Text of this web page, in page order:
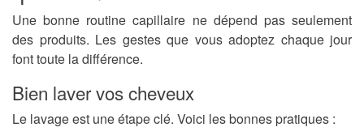
Une bonne routine capillaire ne dépend pas seulement
des produits. Les gestes que vous adoptez chaque jour
font toute la différence.
Bien laver vos cheveux
Le lavage est une étape clé. Voici les bonnes pratiques :